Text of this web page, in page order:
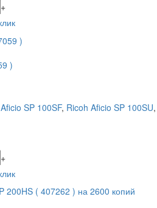
+
)
SP 100SF, Ricoh Aficio SP 100SU,
+